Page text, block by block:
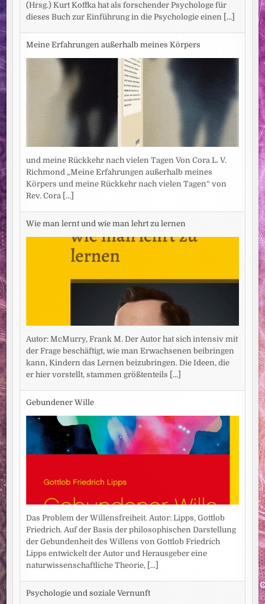
(Hrsg.) Kurt Koffka hat als forschender Psychologe für
dieses Buch zur Einführung in die Psychologie einen
[...]
Meine Erfahrungen außerhalb meines Körpers
und meine Rückkehr nach vielen Tagen Von Cora L. V.
Richmond „Meine Erfahrungen außerhalb meines
Körpers und meine Rückkehr nach vielen Tagen“ von
Rev. Cora
[...]
Wie man lernt und wie man lehrt zu lernen
Autor: McMurry, Frank M. Der Autor hat sich intensiv mit
der Frage beschäftigt, wie man Erwachsenen beibringen
kann, Kindern das Lernen beizubringen. Die Ideen, die
er hier vorstellt, stammen größtenteils
[...]
Gebundener Wille
Das Problem der Willensfreiheit. Autor: Lipps, Gottlob
Friedrich. Auf der Basis der philosophischen Darstellung
der Gebundenheit des Willens von Gottlob Friedrich
Lipps entwickelt der Autor und Herausgeber eine
naturwissenschaftliche Theorie,
[...]
Psychologie und soziale Vernunft